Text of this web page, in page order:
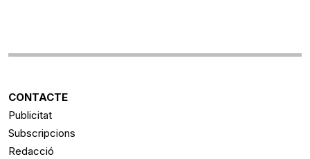
CONTACTE
Publicitat
Subscripcions
Redacció